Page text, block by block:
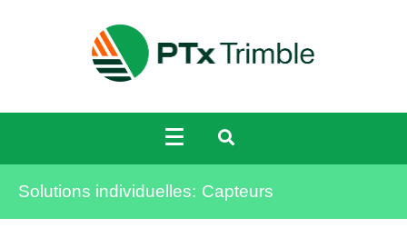
Solutions individuelles: Capteurs